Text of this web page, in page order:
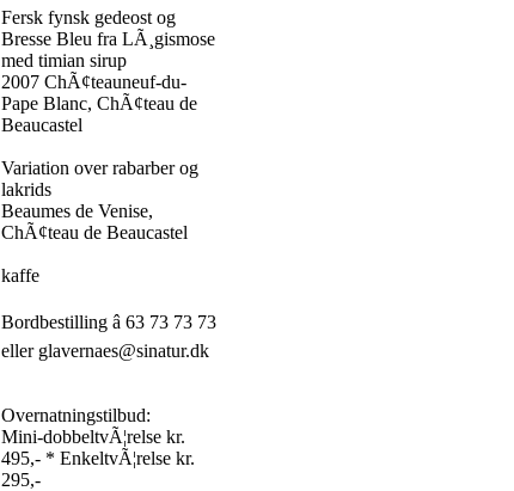
Fersk fynsk gedeost og
Bresse Bleu fra LÃ¸gismose
med timian sirup
2007 ChÃ¢teauneuf-du-
Pape Blanc, ChÃ¢teau de
Beaucastel
Variation over rabarber og
lakrids
Beaumes de Venise,
ChÃ¢teau de Beaucastel
kaffe
Bordbestilling â 63 73 73 73
eller glavernaes@sinatur.dk
Overnatningstilbud:
Mini-dobbeltvÃ¦relse kr.
495,- * EnkeltvÃ¦relse kr.
295,-